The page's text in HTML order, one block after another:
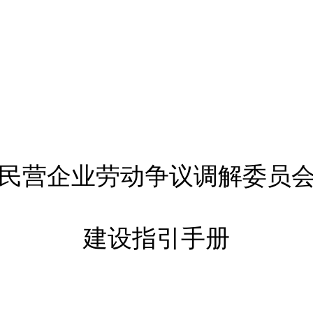
营企业劳动争议调解委员
建设指引手册